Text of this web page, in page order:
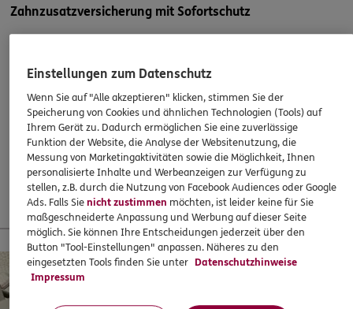
Markus Kierdorf
Alte Münsterstr. 20,48268 Greven(14.6 km)
Stephanie Ochs
Isolde-Kurz-Str. 38a,48161 Münster(14.6 km)
Homepage besuchen
ERGO
Alfred Veltrup
Alte Münsterstr. 20, 48268 Greven(14.6 km)
Homepage besuchen
Zahnzusatzversicherung mit Sofortschutz
ERGO klappts! Sogar, wenn die Behandlung bereits
super!
37,60
€ monatlich
Mehr erfahren
13 % Startbonus für junge Leute
Einstellungen zum Datenschutz
Wenn Sie auf "Alle akzeptieren" klicken, stimmen Sie der
Speicherung von Cookies und ähnlichen Technologien (Tools) auf
Ihrem Gerät zu. Dadurch ermöglichen Sie eine zuverlässige
Funktion der Website, die Analyse der Websitenutzung, die
Messung von Marketingaktivitäten sowie die Möglichkeit, Ihnen
personalisierte Inhalte und Werbeanzeigen zur Verfügung zu
stellen, z.B. durch die Nutzung von Facebook Audiences oder Google
Ads. Falls Sienicht zustimmen möchten, ist leider keine für Sie
maßgeschneiderte Anpassung und Werbung auf dieser Seite
möglich. Sie können Ihre Entscheidungen jederzeit über den
Button "Tool-Einstellungen" anpassen. Näheres zu den
eingesetzten Tools finden Sie unter Datenschutzhinweise
Impressum